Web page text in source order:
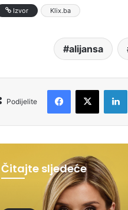
Izvor Klix.ba
alijansa
Podijelite
Čitajte sljedeće